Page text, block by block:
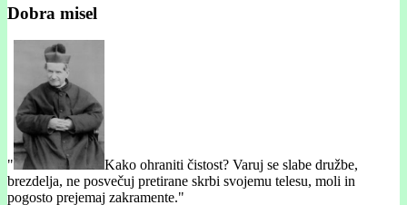
Dobra misel
"
Kako ohraniti čistost? Varuj se slabe družbe,
brezdelja, ne posvečuj pretirane skrbi svojemu telesu, moli in
pogosto prejemaj zakramente."